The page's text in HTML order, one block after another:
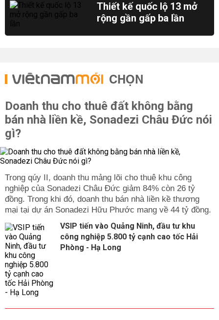
Thiết kế quốc lộ 13 mở
rộng gần gấp ba lần
CHỌN
Doanh thu cho thuê đất không bằng
bán nhà liền kề, Sonadezi Châu Đức nói
gì?
Trong qúy II, doanh thu mảng lõi cho thuê khu công
nghiệp của Sonadezi Châu Đức giảm 84% còn 26 tỷ
đồng. Trong khi đó, doanh thu bán nhà liền kề thương
mại tại dự án Sonadezi Hữu Phước mang về 44 tỷ đồng.
VSIP tiến vào Quảng Ninh, đầu tư khu
công nghiệp 5.800 tỷ cạnh cao tốc Hải
Phòng - Hạ Long